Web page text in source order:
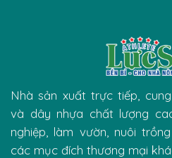
Nhà sản xuất trực tiếp,
và dây nhựa chất lượng
nghiệp, làm vườn, nuôi
các mục đích thương mại